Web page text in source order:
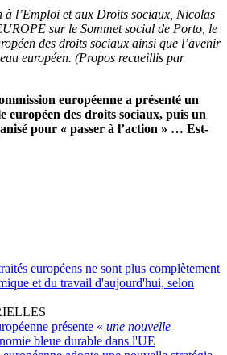
à l’Emploi et aux Droits sociaux, Nicolas
sur le Sommet social de Porto, le
des droits sociaux ainsi que l’avenir
européen. (Propos recueillis par
européenne a présenté un
européen des droits sociaux, puis un
pour « passer à l’action » … Est-
européens ne sont plus complètement
et du travail d'aujourd'hui, selon
présente « une nouvelle
bleue durable dans l'UE